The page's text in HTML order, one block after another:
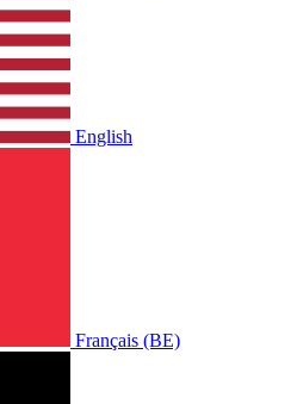
English
Français (BE)